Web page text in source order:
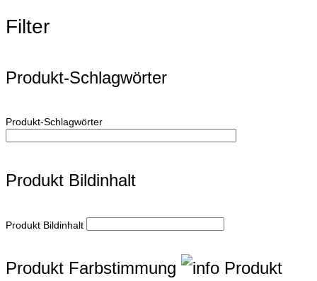
Filter
Produkt-Schlagwörter
Produkt-Schlagwörter
Produkt Bildinhalt
Produkt Bildinhalt
Produkt Farbstimmung
Produkt